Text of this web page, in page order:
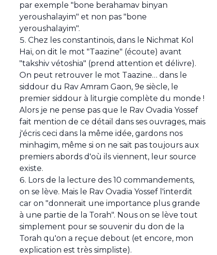
par exemple "bone berahamav binyan
yeroushalayim" et non pas "bone
yeroushalayim".
Chez les constantinois, dans le Nichmat Kol
Haï, on dit le mot "Taazine" (écoute) avant
"takshiv vétoshia" (prend attention et délivre).
On peut retrouver le mot Taazine… dans le
siddour du Rav Amram Gaon, 9e siècle, le
premier siddour à liturgie complète du monde !
Alors je ne pense pas que le Rav Ovadia Yossef
fait mention de ce détail dans ses ouvrages, mais
j'écris ceci dans la même idée, gardons nos
minhagim, même si on ne sait pas toujours aux
premiers abords d'où ils viennent, leur source
existe.
Lors de la lecture des 10 commandements,
on se lève. Mais le Rav Ovadia Yossef l'interdit
car on "donnerait une importance plus grande
à une partie de la Torah". Nous on se lève tout
simplement pour se souvenir du don de la
Torah qu'on a reçue debout (et encore, mon
explication est très simpliste).